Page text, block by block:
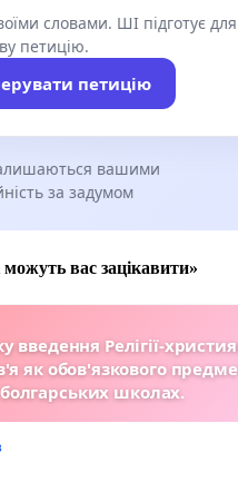
словами. ШІ підготує
петицію.
петицію
вашими
за задумом
можуть вас зацікавити»
введення Релігії-
як обов'язкового
болгарських школах.